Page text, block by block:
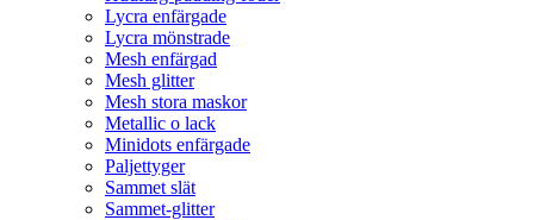
Lycra enfärgade
Lycra mönstrade
Mesh enfärgad
Mesh glitter
Mesh stora maskor
Metallic o lack
Minidots enfärgade
Paljettyger
Sammet slät
Sammet-glitter